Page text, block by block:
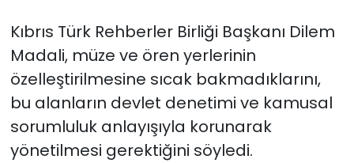
Kıbrıs Türk Rehberler Birliği Başkanı Dilem
Madali, müze ve ören yerlerinin
özelleştirilmesine sıcak bakmadıklarını,
bu alanların devlet denetimi ve kamusal
sorumluluk anlayışıyla korunarak
yönetilmesi gerektiğini söyledi.
Spor
Teknoloji
TÜRKiYE